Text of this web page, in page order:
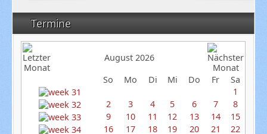
Termine
August 2026
So
Mo Di Mi Do Fr
Sa
1
2
3 4 5 6 7
8
9
10 11 12 13 14
15
16
17 18 19 20 21
22